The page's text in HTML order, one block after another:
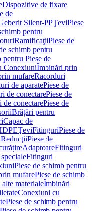
Dispozitive de fixare
de
Silent-PPŢeviPiese
pentru
RamificaţiiPiese de
schimb pentru
pentru Piese de
ConexiuniÎmbinări prin
mufareRacorduri
de aparatePiese de
de conectarePiese de
de conectarePiese de
Brățări pentru
Capac de
ŢeviFitinguriPiese de
ReducţiiPiese de
AdaptoareFitinguri
Fitinguri
Piese de schimb pentru
mufarePiese de schimb
materialeÎmbinări
Conexiuni cu
Piese de schimb pentru